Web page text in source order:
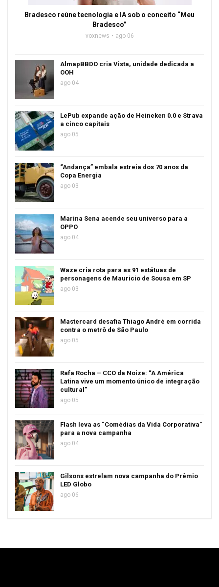
Bradesco reúne tecnologia e IA sob o conceito “Meu
Bradesco”
voxnews ago 06
AlmapBBDO cria Vista, unidade dedicada a
OOH
ago 04
LePub expande ação de Heineken 0.0 e Strava
a cinco capitais
ago 05
“Andança” embala estreia dos 70 anos da
Copa Energia
ago 03
Marina Sena acende seu universo para a
OPPO
ago 04
Waze cria rota para as 91 estátuas de
personagens de Mauricio de Sousa em SP
ago 03
Mastercard desafia Thiago André em corrida
contra o metrô de São Paulo
ago 05
Rafa Rocha – CCO da Noize: “A América
Latina vive um momento único de integração
cultural”
ago 05
Flash leva as “Comédias da Vida Corporativa”
para a nova campanha
ago 04
Gilsons estrelam nova campanha do Prêmio
LED Globo
ago 06